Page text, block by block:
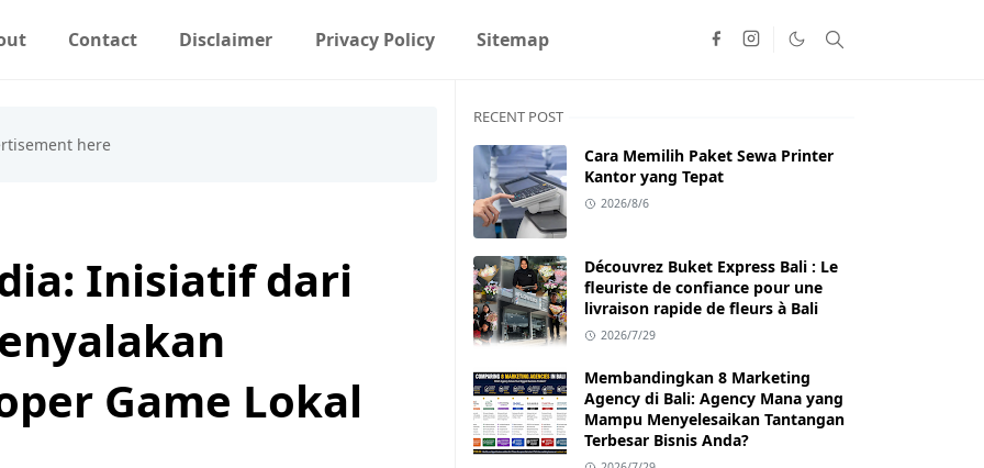
Contact Disclaimer Privacy Policy Sitemap
Inisiatif dari
Game Lokal
RECENT POST
Cara Memilih Paket Sewa Printer
Kantor yang Tepat
2026/8/6
Découvrez Buket Express Bali : Le
fleuriste de confiance pour une
livraison rapide de fleurs à Bali
2026/7/29
Membandingkan 8 Marketing
Agency di Bali: Agency Mana yang
Mampu Menyelesaikan Tantangan
Terbesar Bisnis Anda?